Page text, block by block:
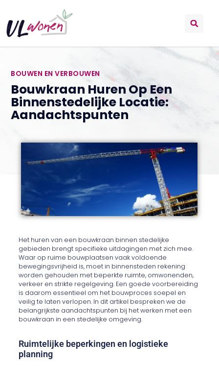
BOUWEN EN VERBOUWEN
Bouwkraan Huren Op Een
Binnenstedelijke Locatie:
Aandachtspunten
Het huren van een bouwkraan binnen stedelijke
gebieden brengt specifieke uitdagingen met zich mee.
Waar op ruime bouwplaatsen vaak voldoende
bewegingsvrijheid is, moet in binnensteden rekening
worden gehouden met beperkte ruimte, omwonenden,
verkeer en strikte regelgeving. Een goede voorbereiding
is daarom essentieel om het bouwproces soepel en
veilig te laten verlopen. In dit artikel bespreken we de
belangrijkste aandachtspunten bij het werken met een
bouwkraan in een stedelijke omgeving.
Ruimtelijke beperkingen en logistieke
planning